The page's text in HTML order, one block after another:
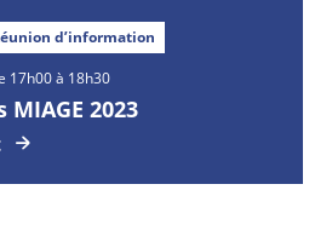
d’information
17h00 à 18h30
MIAGE 2023